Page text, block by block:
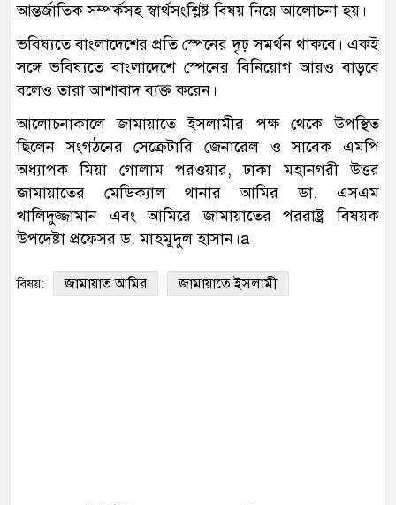
আন্তর্জাতিক সম্পর্কসহ স্বার্থসংশ্লিষ্ট বিষয় নিয়ে আলোচনা হয়।
ভবিষ্যতে বাংলাদেশের প্রতি স্পেনের দৃঢ় সমর্থন থাকবে। একই
সঙ্গে ভবিষ্যতে বাংলাদেশে স্পেনের বিনিয়োগ আরও বাড়বে
বলেও তারা আশাবাদ ব্যক্ত করেন।
আলোচনাকালে জামায়াতে ইসলামীর পক্ষ থেকে উপস্থিত
ছিলেন সংগঠনের সেক্রেটারি জেনারেল ও সাবেক এমপি
অধ্যাপক মিয়া গোলাম পরওয়ার, ঢাকা মহানগরী উত্তর
জামায়াতের মেডিক্যাল থানার আমির ডা. এসএম
খালিদুজ্জামান এবং আমিরে জামায়াতের পররাষ্ট্র বিষয়ক
উপদেষ্টা প্রফেসর ড. মাহমুদুল হাসান।a
বিষয়: জামায়াত আমির জামায়াতে ইসলামী